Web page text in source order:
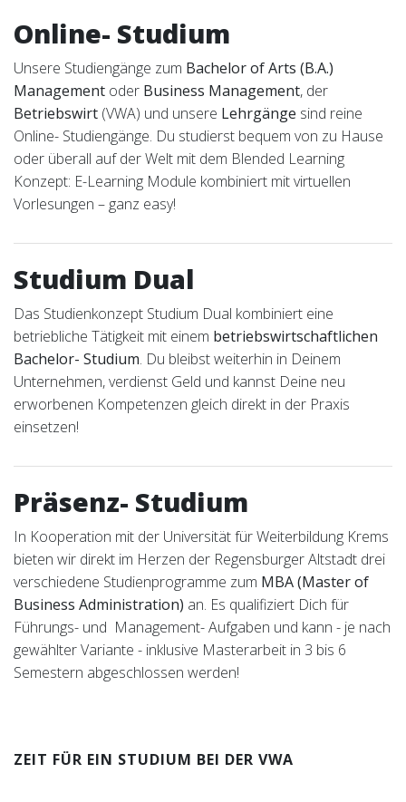
Online- Studium
Unsere Studiengänge zum Bachelor of Arts (B.A.)
Management oder Business Management, der
Betriebswirt (VWA) und unsere Lehrgänge sind reine
Online- Studiengänge. Du studierst bequem von zu Hause
oder überall auf der Welt mit dem Blended Learning
Konzept: E-Learning Module kombiniert mit virtuellen
Vorlesungen – ganz easy!
Studium Dual
Das Studienkonzept Studium Dual kombiniert eine
betriebliche Tätigkeit mit einem betriebswirtschaftlichen
Bachelor- Studium. Du bleibst weiterhin in Deinem
Unternehmen, verdienst Geld und kannst Deine neu
erworbenen Kompetenzen gleich direkt in der Praxis
einsetzen!
Präsenz- Studium
In Kooperation mit der Universität für Weiterbildung Krems
bieten wir direkt im Herzen der Regensburger Altstadt drei
verschiedene Studienprogramme zum MBA (Master of
Business Administration) an. Es qualifiziert Dich für
Führungs- und Management- Aufgaben und kann - je nach
gewählter Variante - inklusive Masterarbeit in 3 bis 6
Semestern abgeschlossen werden!
ZEIT FÜR EIN STUDIUM BEI DER VWA